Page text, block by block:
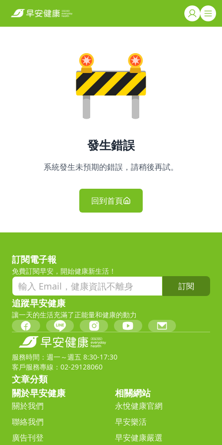
發生錯誤
系統發生未預期的錯誤，請稍後再試。
回到首頁
訂閱電子報
免費訂閱早安，開始健康新生活！
訂閱
追蹤早安健康
讓一天的生活充滿了正能量和健康的動力
服務時間：週一～週五 8:30-17:30
客戶服務專線：02-29128060
文章分類
關於早安健康
關於我們
聯絡我們
廣告刊登
相關網站
永悅健康官網
早安樂活
早安健康嚴選